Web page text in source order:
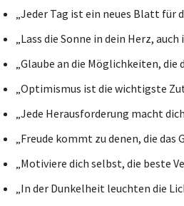
„Jeder Tag ist ein neues Blatt für
„Lass die Sonne in dein Herz,
„Glaube an die Möglichkeiten, die
„Optimismus ist die wichtigste
„Jede Herausforderung macht
„Freude kommt zu denen, die
„Motiviere dich selbst, die beste
„In der Dunkelheit leuchten die